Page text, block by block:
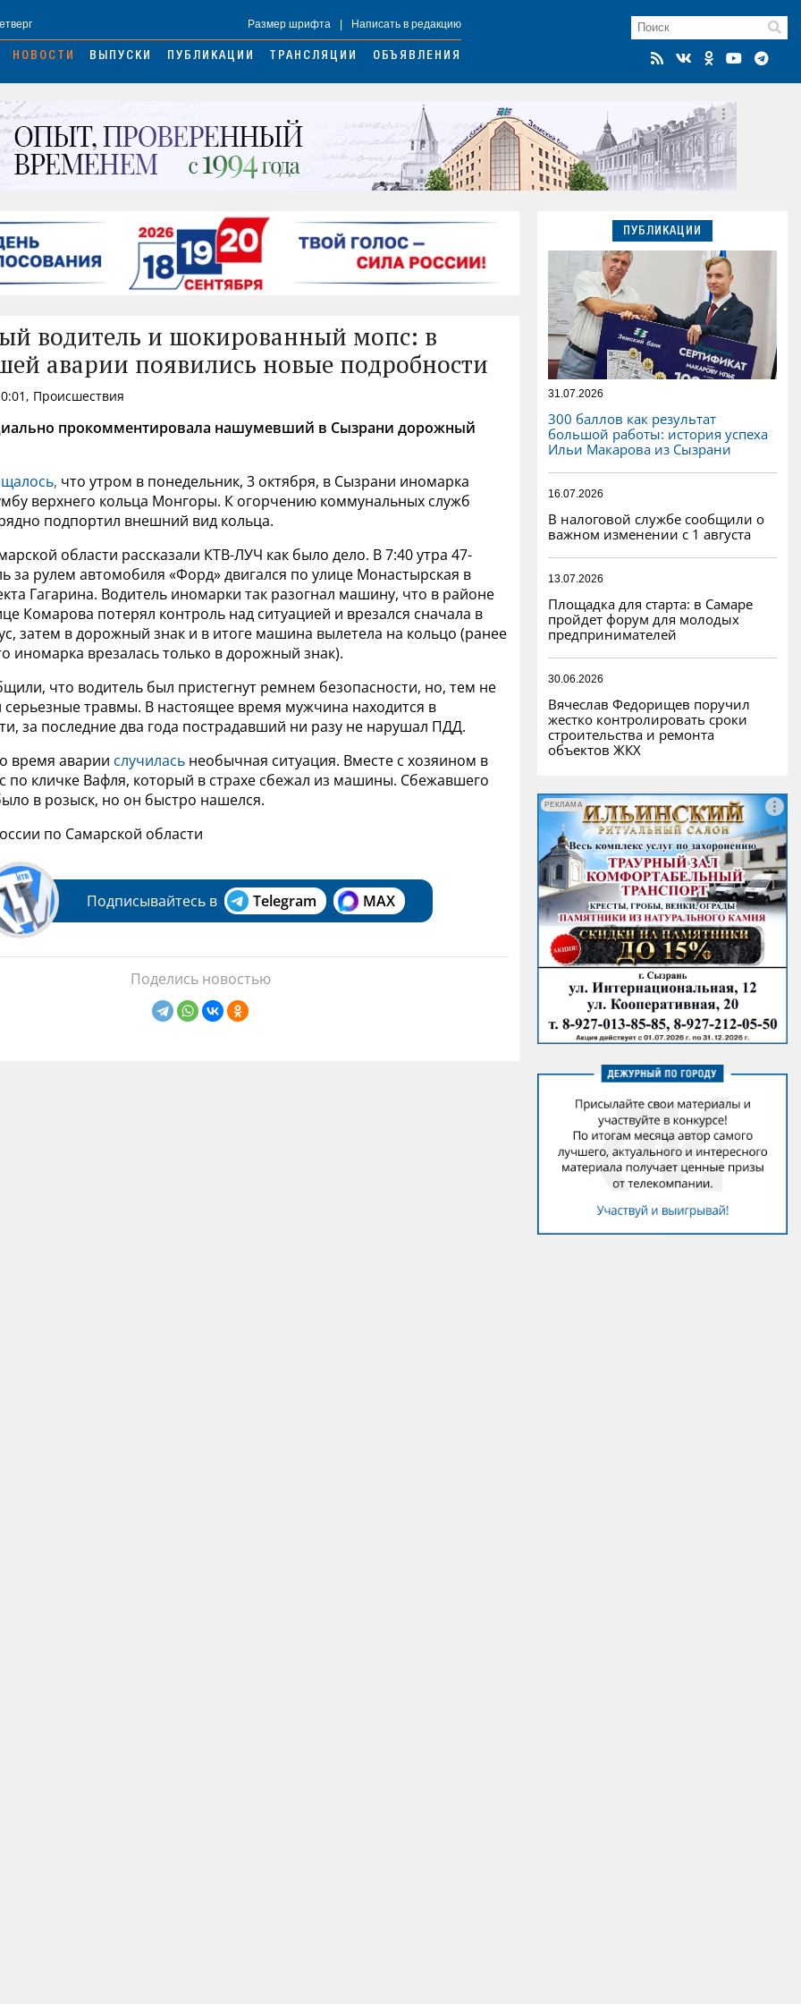
Размер шрифта Написать в редакцию
НОВОСТИ ВЫПУСКИ ПУБЛИКАЦИИ ТРАНСЛЯЦИИ ОБЪЯВЛЕНИЯ
водитель и шокированный мопс: в
аварии появились новые подробности
Происшествия
прокомментировала нашумевший в Сызрани дорожный
что утром в понедельник, 3 октября, в Сызрани иномарка
верхнего кольца Монгоры. К огорчению коммунальных служб
подпортил внешний вид кольца.
области рассказали КТВ-ЛУЧ как было дело. В7:40 утра 47-
за рулем автомобиля «Форд» двигался по улице Монастырская в
Гагарина. Водитель иномарки так разогнал машину, что в районе
Комарова потерял контроль над ситуацией и врезался сначала в
затем в дорожный знак и в итоге машина вылетела на кольцо (ранее
иномарка врезалась только в дорожный знак).
что водитель был пристегнут ремнем безопасности, но, тем не
серьезные травмы. В настоящее время мужчина находится в
за последние два года пострадавший ни разу не нарушал ПДД.
время аварии случилась необычная ситуация. Вместе с хозяином в
по кличке Вафля, который в страхе сбежал из машины. Сбежавшего
в розыск, но он быстро нашелся.
по Самарской области
Подписывайтесь в Telegram MAX
Поделись новостью
ПУБЛИКАЦИИ
31.07.2026
300 баллов как результат
большой работы: история успеха
Ильи Макарова из Сызрани
16.07.2026
В налоговой службе сообщили о
важном изменении с 1 августа
13.07.2026
Площадка для старта: в Самаре
пройдет форум для молодых
предпринимателей
30.06.2026
Вячеслав Федорищев поручил
жестко контролировать сроки
строительства и ремонта
объектов ЖКХ
РЕКЛАМА